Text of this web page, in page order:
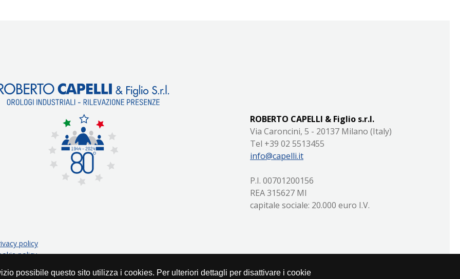
possibile questo sito utilizza i cookies. Per ulteriori dettagli per disattivare i cookie
policy
policy
| marketing e comunicazione
ROBERTO CAPELLI & Figlio s.r.l.
Via Caroncini, 5 - 20137 Milano (Italy)
Tel +39 02 5513455
info@capelli.it
P.I. 00701200156
REA 315627 MI
capitale sociale: 20.000 euro I.V.